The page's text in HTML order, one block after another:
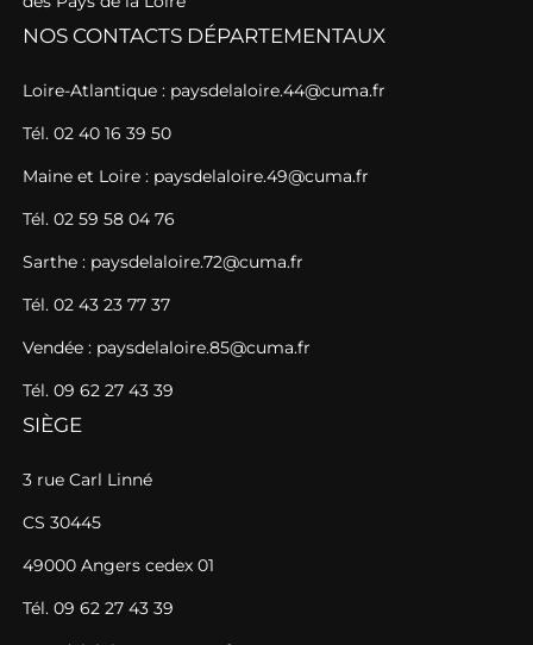
NOS CONTACTS DÉPARTEMENTAUX
Loire-Atlantique : paysdelaloire.44@cuma.fr
Tél. 02 40 16 39 50
Maine et Loire : paysdelaloire.49@cuma.fr
Tél. 02 59 58 04 76
Sarthe : paysdelaloire.72@cuma.fr
Tél. 02 43 23 77 37
Vendée : paysdelaloire.85@cuma.fr
Tél. 09 62 27 43 39
SIÈGE
3 rue Carl Linné
CS 30445
49000 Angers cedex 01
Tél. 09 62 27 43 39